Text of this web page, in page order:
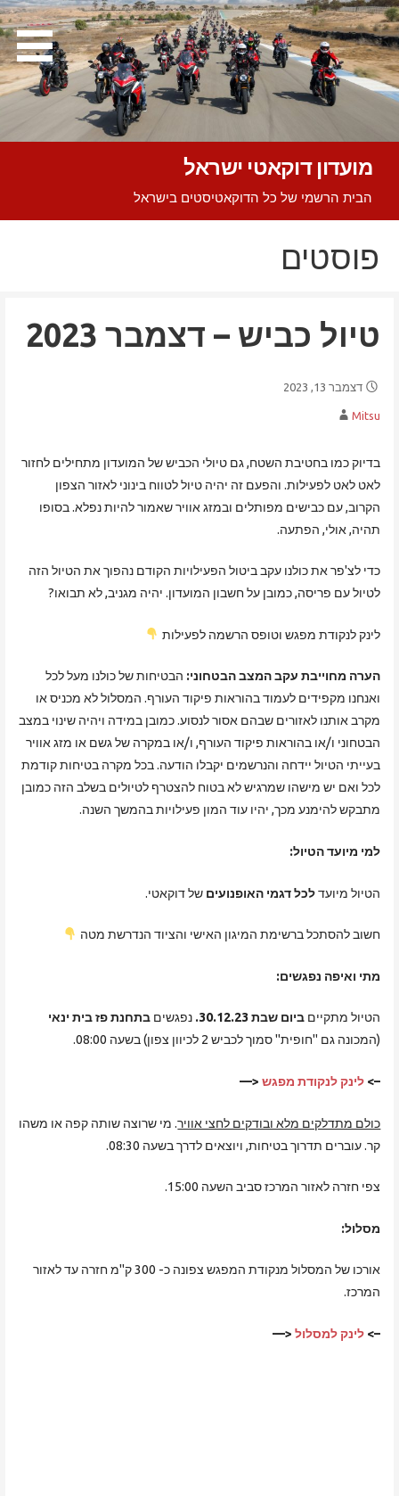
Skip
to
content
מועדון דוקאטי ישראל
הבית הרשמי של כל הדוקאטיסטים בישראל
פוסטים
טיול כביש – דצמבר 2023
דצמבר 13, 2023
Mitsu
בדיוק כמו בחטיבת השטח, גם טיולי הכביש של המועדון מתחילים לחזור
לאט לאט לפעילות. והפעם זה יהיה טיול לטווח בינוני לאזור הצפון
הקרוב, עם כבישים מפותלים ובמזג אוויר שאמור להיות נפלא. בסופו
תהיה, אולי, הפתעה.
כדי לצ'פר את כולנו עקב ביטול הפעילויות הקודם נהפוך את הטיול הזה
לטיול עם פריסה, כמובן על חשבון המועדון. יהיה מגניב, לא תבואו?
לינק לנקודת מפגש וטופס הרשמה לפעילות
הערה מחוייבת עקב המצב הבטחוני: הבטיחות של כולנו מעל לכל
ואנחנו מקפידים לעמוד בהוראות פיקוד העורף. המסלול לא מכניס או
מקרב אותנו לאזורים שבהם אסור לנסוע. כמובן במידה ויהיה שינוי במצב
הבטחוני ו/או בהוראות פיקוד העורף, ו/או במקרה של גשם או מזג אוויר
בעייתי הטיול יידחה והנרשמים יקבלו הודעה. בכל מקרה בטיחות קודמת
לכל ואם יש מישהו שמרגיש לא בטוח להצטרף לטיולים בשלב הזה כמובן
מתבקש להימנע מכך, יהיו עוד המון פעילויות בהמשך השנה.
למי מיועד הטיול:
הטיול מיועדלכל דגמי האופנועים של דוקאטי.
חשוב להסתכל ברשימת המיגון האישי והציוד הנדרשת מטה
מתי ואיפה נפגשים:
הטיול מתקיים ביום שבת 30.12.23. נפגשים בתחנת פז בית ינאי
(המכונה גם "חופית" סמוך לכביש 2 לכיוון צפון) בשעה 08:00.
–> לינק לנקודת מפגש<—
כולם מתדלקים מלא ובודקים לחצי אוויר. מי שרוצה שותה קפה או משהו
קר. עוברים תדרוך בטיחות, ויוצאים לדרך בשעה 08:30.
צפי חזרה לאזור המרכז סביב השעה 15:00.
מסלול:
אורכו של המסלול מנקודת המפגש צפונה כ- 300 ק"מ חזרה עד לאזור
המרכז.
–> לינק למסלול<—